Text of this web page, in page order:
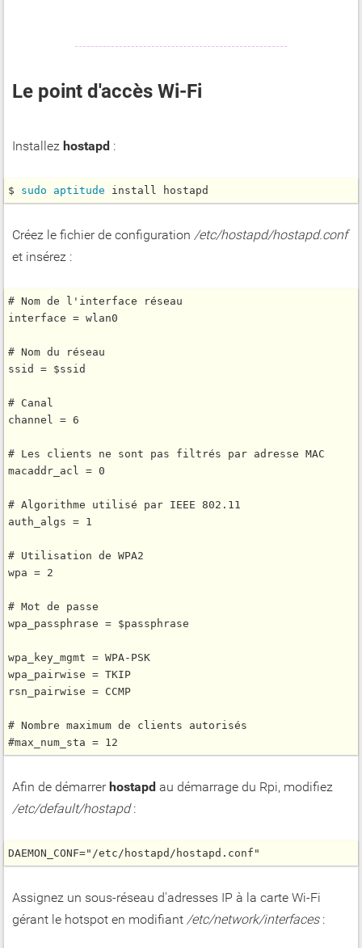
Le point d'accès Wi-Fi
Installez hostapd :
$ sudo aptitude install hostapd
Créez le fichier de configuration /etc/hostapd/hostapd.conf
et insérez :
# Nom de l'interface réseau
interface = wlan0
# Nom du réseau
ssid = $ssid
# Canal
channel = 6
# Les clients ne sont pas filtrés par adresse MAC
macaddr_acl = 0
# Algorithme utilisé par IEEE 802.11
auth_algs = 1
# Utilisation de WPA2
wpa = 2
# Mot de passe
wpa_passphrase = $passphrase
wpa_key_mgmt = WPA-PSK
wpa_pairwise = TKIP
rsn_pairwise = CCMP
# Nombre maximum de clients autorisés
Afin de démarrerhostapd au démarrage du Rpi, modifiez
/etc/default/hostapd:
DAEMON_CONF="/etc/hostapd/hostapd.conf"
Assignez un sous-réseau d'adresses IP à la carte Wi-Fi
gérant le hotspot en modifiant /etc/network/interfaces: